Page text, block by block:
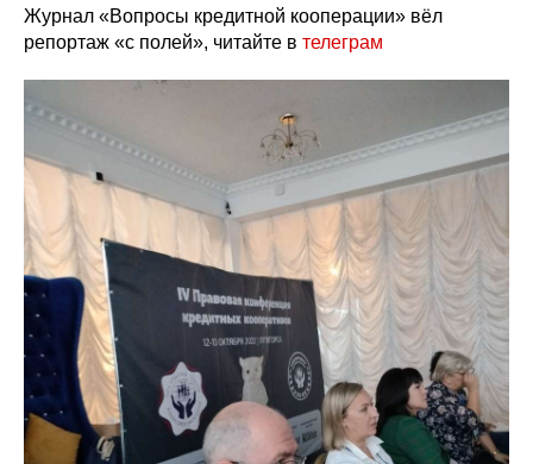
Журнал «Вопросы кредитной кооперации» вёл
репортаж «с полей», читайте в телеграм